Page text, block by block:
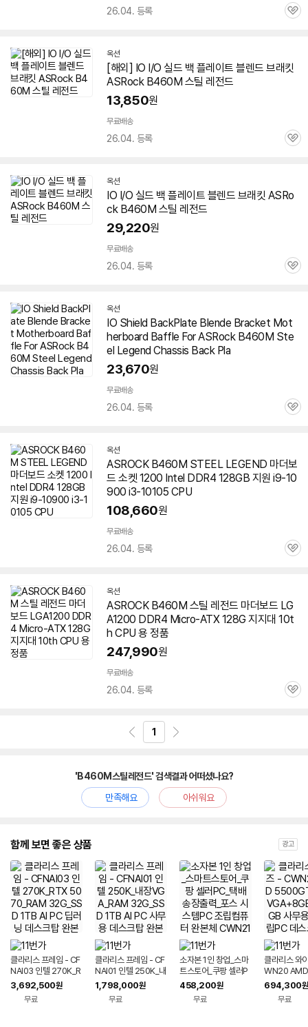
26.04. 등록
관
옥션
[해외] IO I/O 실드 백 플레이트 블렌드 브래킷
ASRock B460M 스틸 레전드
13,850원
무료배송
26.04. 등록
관
옥션
IO I/O 실드 백 플레이트 블렌드 브래킷 ASRo
ck B460M 스틸 레전드
29,220원
무료배송
26.04. 등록
관
옥션
IO Shield BackPlate Blende Bracket Mot
herboard Baffle For ASRock B460M Ste
el Legend Chassis Back Pla
23,670원
무료배송
26.04. 등록
관
옥션
ASROCK B460M STEEL LEGEND 마더보
드 소켓 1200 Intel DDR4 128GB 지원 i9-10
900 i3-10105 CPU
108,660원
무료배송
26.04. 등록
관
옥션
ASROCK B460M 스틸 레전드 마더보드 LG
A1200 DDR4 Micro-ATX 128G 지지대 10t
h CPU 용 정품
247,990원
무료배송
26.04. 등록
관
1
'B460M스틸레전드' 검색결과 어떠셨나요?
만족해요
아쉬워요
함께 보면 좋은 상품 광고
클라리스 프레임 - CF
NAI03 인텔 270K_R
TX 5070_RAM 32
G_SSD 1TB AI PC
딥러닝 데스크탑 완본
3,692,500원
무료
클라리스 프레임 - CF
NAI01 인텔 250K_내
장VGA_RAM 32G_
SSD 1TB AI PC 사무
용 데스크탑 완본체 조
1,798,000원
무료
소자본 1인 창업_스마
트스토어_쿠팡 셀러P
C_택배 송장출력_포
스 시스템PC 조립컴퓨
터 완본체 CWN21
458,200원
무료
클라리스 와
WN20
GT+내장
+256GB 사
조립PC 데
694,300원
무료